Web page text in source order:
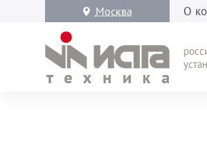
Москва О